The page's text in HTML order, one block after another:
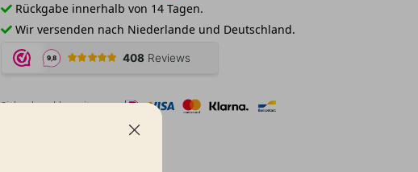
Rückgabe innerhalb von 14 Tagen.
Wir versenden nach Niederlande und Deutschland.
Sicher bezahlen mit: